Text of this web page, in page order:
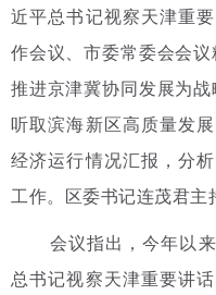
近平总书记视察天津重
作会议、市委常委会会
推进京津冀协同发展为战
听取滨海新区高质量发
经济运行情况汇报，分
工作。区委书记连茂君主
会议指出，今年以
总书记视察天津重要讲